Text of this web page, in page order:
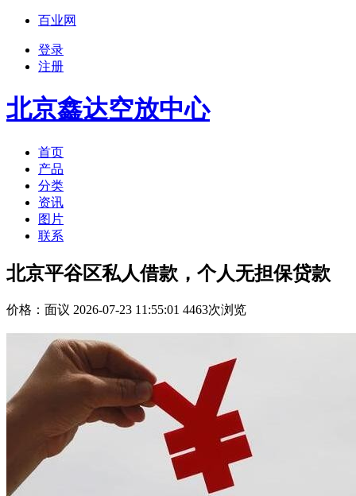
百业网
登录
注册
北京鑫达空放中心
首页
产品
分类
资讯
图片
联系
北京平谷区私人借款，个人无担保贷款
价格： 面议 2026-07-23 11:55:01 4463次浏览